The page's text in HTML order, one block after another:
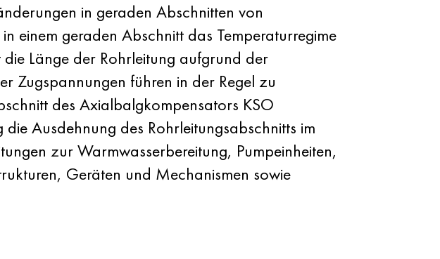
in geraden Abschnitten von
einem geraden Abschnitt das Temperaturregime
Länge der Rohrleitung aufgrund der
Zugspannungen führen in der Regel zu
des Axialbalgkompensators KSO
Ausdehnung des Rohrleitungsabschnitts im
zur Warmwasserbereitung, Pumpeinheiten,
Geräten und Mechanismen sowie